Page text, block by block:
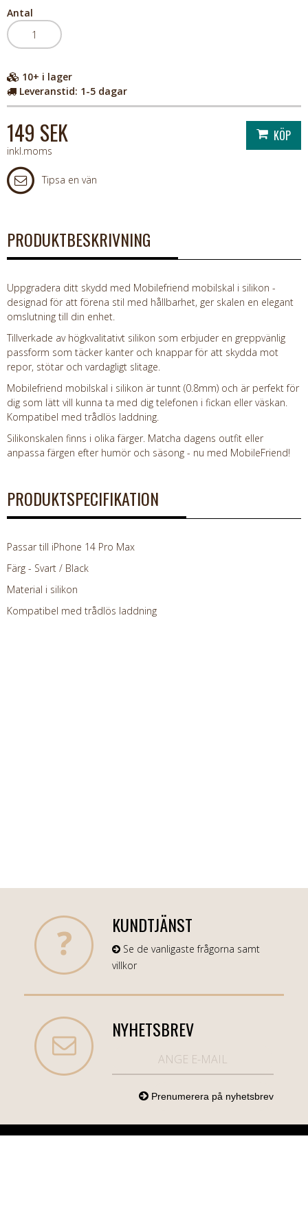
Antal
10+ i lager
Leveranstid: 1-5 dagar
149 SEK
inkl.moms
Tipsa en vän
PRODUKTBESKRIVNING
Uppgradera ditt skydd med Mobilefriend mobilskal i silikon -
designad för att förena stil med hållbarhet, ger skalen en elegant
omslutning till din enhet.
Tillverkade av högkvalitativt silikon som erbjuder en greppvänlig
passform som täcker kanter och knappar för att skydda mot
repor, stötar och vardagligt slitage.
Mobilefriend mobilskal i silikon är tunnt (0.8mm) och är perfekt för
dig som lätt vill kunna ta med dig telefonen i fickan eller väskan.
Kompatibel med trådlös laddning.
Silikonskalen finns i olika färger. Matcha dagens outfit eller
anpassa färgen efter humör och säsong - nu med MobileFriend!
PRODUKTSPECIFIKATION
Passar till iPhone 14 Pro Max
Färg - Svart / Black
Material i silikon
Kompatibel med trådlös laddning
KUNDTJÄNST
Se de vanligaste frågorna samt
villkor
NYHETSBREV